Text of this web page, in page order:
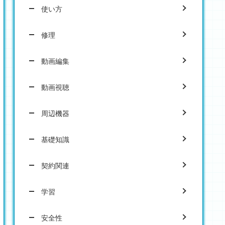
使い方
修理
動画編集
動画視聴
周辺機器
基礎知識
契約関連
学習
安全性